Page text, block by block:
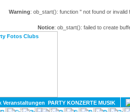
Warning: ob_start(): function '' not found or
Notice: ob_start(): failed to create
PARTY KONZERTE MUSIK